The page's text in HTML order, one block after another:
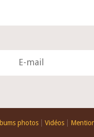
photos Vidéos